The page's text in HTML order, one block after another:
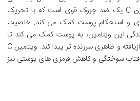
کند. علاوه بر این، ویتامین C یک ضد چروک قوی است که با تحریک
و استحکام پوست کمک می کند. خاصیت
این ویتامین، به پوست کمک می کند تا
درخشش طبیعی خود را بازیافته و ظاهری سرزنده تر پیدا کند. ویتامین C
سوختگی و کاهش قرمزی های پوستی نیز